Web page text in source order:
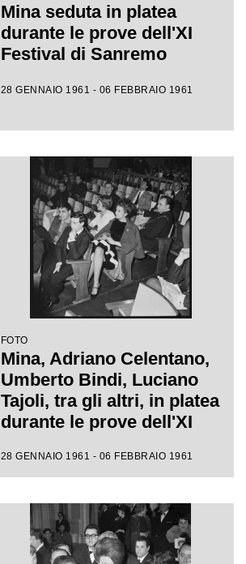
Mina seduta in platea
durante le prove dell'XI
Festival di Sanremo
28 GENNAIO 1961 - 06 FEBBRAIO 1961
FOTO
Mina, Adriano Celentano,
Umberto Bindi, Luciano
Tajoli, tra gli altri, in platea
durante le prove dell'XI
28 GENNAIO 1961 - 06 FEBBRAIO 1961